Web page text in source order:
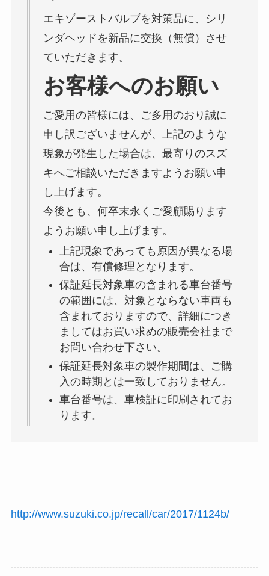
エキゾーストバルブを対策品に、シリ
ンダヘッドを新品に交換（無償）させ
ていただきます。
お客様へのお願い
ご愛用の皆様には、ご多用のおり誠に
申し訳ございませんが、上記のような
現象が発生した場合は、最寄りのスズ
キへご相談いただきますようお願い申
し上げます。
今後とも、何卒末永くご愛顧賜ります
ようお願い申し上げます。
上記現象であっても原因が異なる場
合は、有償修理となります。
保証延長対象車の含まれる車台番号
の範囲には、対象とならない車両も
含まれておりますので、詳細につき
ましてはお買い求めの販売会社まで
お問い合わせ下さい。
保証延長対象車の製作期間は、ご購
入の時期とは一致しておりません。
車台番号は、車検証に印刷されてお
ります。
http://www.suzuki.co.jp/recall/car/2017/1124b/